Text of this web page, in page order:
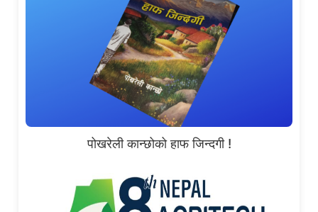
पोखरेली कान्छोको हाफ जिन्दगी !